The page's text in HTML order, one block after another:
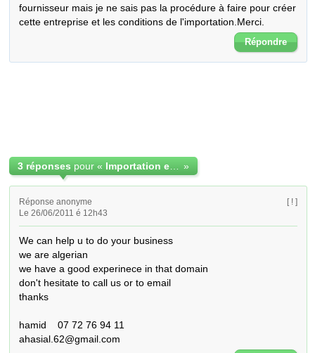
fournisseur mais je ne sais pas la procédure à faire pour créer
cette entreprise et les conditions de l'importation.Merci.
Répondre
3 réponses pour « »
Réponse anonyme
Le 26/06/2011 é 12h43
[ ! ]
We can help u to do your business
we are algerian
we have a good experinece in that domain
don't hesitate to call us or to email
thanks
hamid    07 72 76 94 11
ahasial.62@gmail.com